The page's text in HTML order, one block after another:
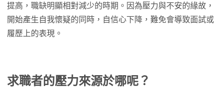
提高，職缺明顯相對減少的時期。因為壓力與不安的緣故，
開始產生自我懷疑的同時，自信心下降，難免會導致面試或
履歷上的表現。
求職者的壓力來源於哪呢？